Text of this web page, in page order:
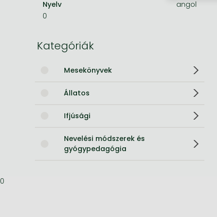
Bleach manga
Nyelv
angol
0
Kategóriák
Mesekönyvek
Állatos
Ifjúsági
Nevelési módszerek és
gyógypedagógia
0